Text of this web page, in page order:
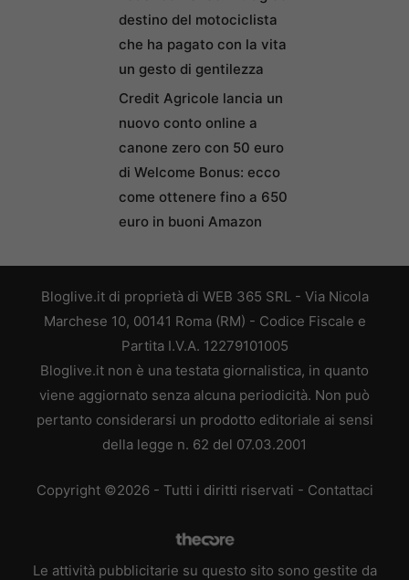
destino del motociclista
che ha pagato con la vita
un gesto di gentilezza
Credit Agricole lancia un
nuovo conto online a
canone zero con 50 euro
di Welcome Bonus: ecco
come ottenere fino a 650
euro in buoni Amazon
Bloglive.it di proprietà di WEB 365 SRL - Via Nicola
Marchese 10, 00141 Roma (RM) - Codice Fiscale e
Partita I.V.A. 12279101005
Bloglive.it non è una testata giornalistica, in quanto
viene aggiornato senza alcuna periodicità. Non può
pertanto considerarsi un prodotto editoriale ai sensi
della legge n. 62 del 07.03.2001
Copyright ©2026 - Tutti i diritti riservati - Contattaci
Le attività pubblicitarie su questo sito sono gestite da